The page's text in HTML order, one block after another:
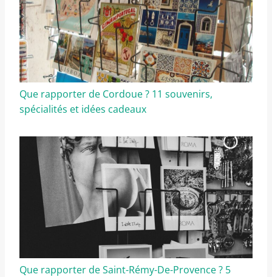
Que rapporter de Cordoue ? 11 souvenirs,
spécialités et idées cadeaux
Que rapporter de Saint-Rémy-De-Provence ? 5